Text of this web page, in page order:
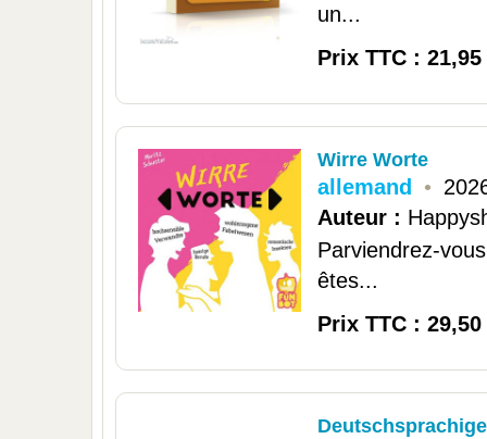
un...
Prix TTC : 21,95
Wirre Worte
allemand •
Auteur :
Parviendrez-
êtes...
Prix TTC : 29,50